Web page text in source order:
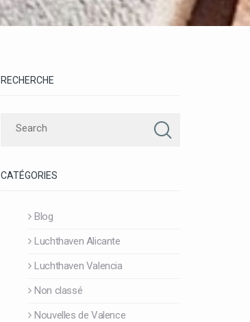
RECHERCHE
CATÉGORIES
Blog
Luchthaven Alicante
Luchthaven Valencia
Non classé
Nouvelles de Valence